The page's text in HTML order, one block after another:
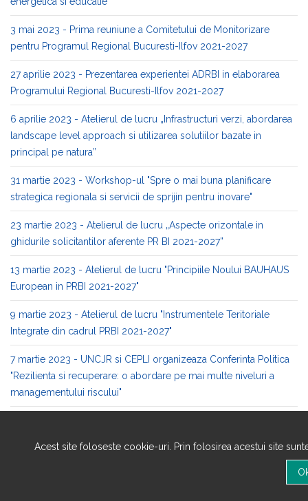
3 mai 2023 - Prima reuniune a Comitetului de Monitorizare
pentru Programul Regional Bucuresti-Ilfov 2021-2027
27 aprilie 2023 - Prezentarea experientei ADRBI in elaborarea
Programului Regional Bucuresti-Ilfov 2021-2027
6 aprilie 2023 - Atelierul de lucru „Infrastructuri verzi, abordarea
landscape level approach si utilizarea solutiilor bazate in
principal pe natura”
31 martie 2023 - Workshop-ul "Spre o mai buna planificare
strategica regionala si servicii de sprijin pentru inovare"
23 martie 2023 - Atelierul de lucru „Aspecte orizontale in
ghidurile solicitantilor aferente PR BI 2021-2027”
13 martie 2023 - Atelierul de lucru "Principiile Noului BAUHAUS
European in PRBI 2021-2027"
9 martie 2023 - Atelierul de lucru "Instrumentele Teritoriale
Integrate din cadrul PRBI 2021-2027"
7 martie 2023 - UNCJR si CEPLI organizeaza Conferinta Politica
"Rezilienta si recuperare: o abordare pe mai multe niveluri a
managementului riscului"
Acest site foloseste cookie-uri. Prin folosirea acestui site